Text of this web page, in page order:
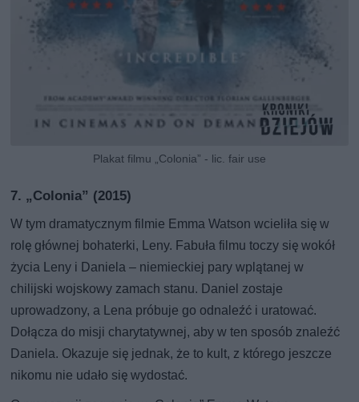
Plakat filmu „Colonia” - lic. fair use
7. „Colonia” (2015)
W tym dramatycznym filmie Emma Watson wcieliła się w
rolę głównej bohaterki, Leny. Fabuła filmu toczy się wokół
życia Leny i Daniela – niemieckiej pary wplątanej w
chilijski wojskowy zamach stanu. Daniel zostaje
uprowadzony, a Lena próbuje go odnaleźć i uratować.
Dołącza do misji charytatywnej, aby w ten sposób znaleźć
Daniela. Okazuje się jednak, że to kult, z którego jeszcze
nikomu nie udało się wydostać.